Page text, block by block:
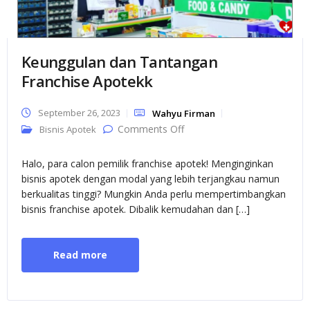
Keunggulan dan Tantangan
Franchise Apotekk
September 26, 2023
Wahyu Firman
Bisnis Apotek
Comments Offon Keunggulan dan
Halo, para calon pemilik franchise apotek! Menginginkan
bisnis apotek dengan modal yang lebih terjangkau namun
berkualitas tinggi? Mungkin Anda perlu mempertimbangkan
bisnis franchise apotek. Dibalik kemudahan dan […]
Read more